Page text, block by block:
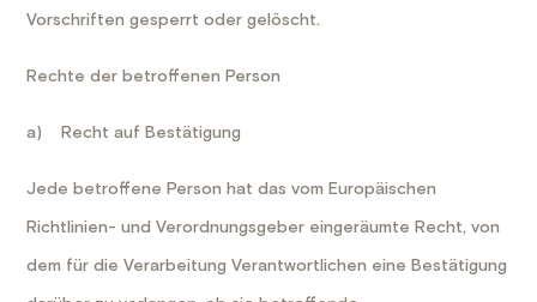
Vorschriften gesperrt oder gelöscht.
Rechte der betroffenen Person
a) Recht auf Bestätigung
Jede betroffene Person hat das vom Europäischen
Richtlinien- und Verordnungsgeber eingeräumte Recht, von
dem für die Verarbeitung Verantwortlichen eine Bestätigung